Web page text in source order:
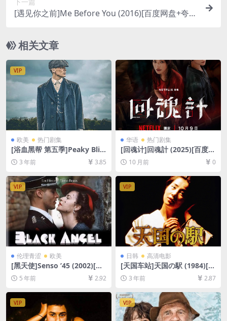
下一篇
[遇见你之前]Me Before You (2016)[百度网盘+夸克
P4/7.1GB][中英字幕]
相关文章
VIP
欧美 热门剧集
[浴血黑帮 第五季]Peaky Blin
ders Season 5 (2019)[百度网
盘+迅雷云盘+阿里云盘资源10
80P超清未删减][MP4/8GB]
[中英字幕]
3 年前 3.85
华语 热门剧集
[回魂计]回魂計 (2025)[百度网
盘+夸克网盘1080P超清未删
减资源][网盘在线播放/下载]
[MP4/21GB][繁体/简体中文
字幕]
10 月前 0
VIP
伦理青涩 欧美
[黑天使]Senso ’45 (2002)[百
度网盘+迅雷云盘资源1080P
超清未删减][MP4/8.1GB][原
缩包（含解压密码）】
5 年前 2.92
VIP
日韩 高清电影
[天国车站]天国の駅 (1984)[百
度网盘+夸克网盘1080P超清
未删减资源][网盘在线播放/下
3 年前 2.87
VIP VIP